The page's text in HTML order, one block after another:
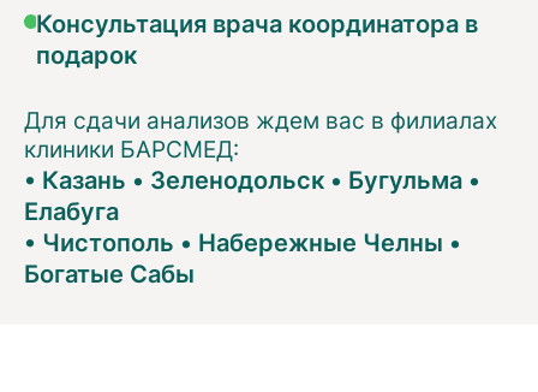
Консультация врача координатора в
подарок
Для сдачи анализов ждем вас в филиалах
клиники БАРСМЕД:
• Казань • Зеленодольск • Бугульма •
Елабуга
• Чистополь • Набережные Челны •
Богатые Сабы